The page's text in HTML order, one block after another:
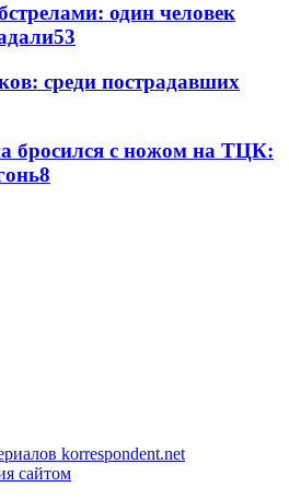
один человек
53
среди пострадавших
бросился с ножом на ТЦК:
8
korrespondent.net
сайтом